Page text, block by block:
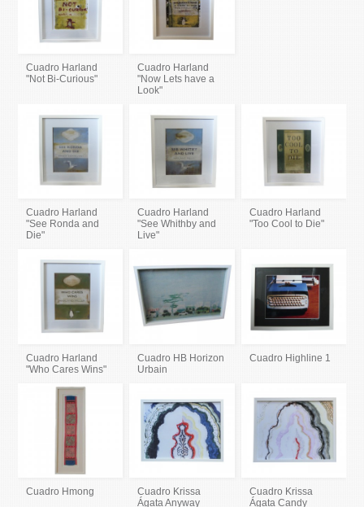
Cuadro Harland
"Not Bi-Curious"
Cuadro Harland
"Now Lets have a
Look"
Cuadro Harland
"See Ronda and
Die"
Cuadro Harland
"See Whithby and
Live"
Cuadro Harland
"Too Cool to Die"
Cuadro Harland
"Who Cares Wins"
Cuadro HB Horizon
Urbain
Cuadro Highline 1
Cuadro Hmong
Cuadro Krissa
Ágata Anyway
Cuadro Krissa
Ágata Candy